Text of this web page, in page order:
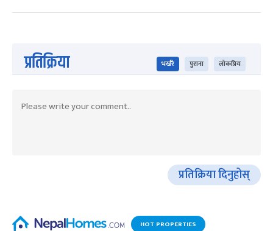
प्रतिक्रिया भर्खरै पुराना लोकप्रिय
प्रतिक्रिया दिनुहोस्
HOT PROPERTIES